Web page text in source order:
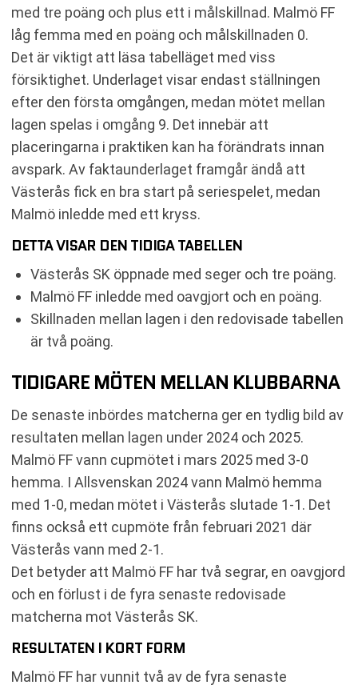
med tre poäng och plus ett i målskillnad. Malmö FF
låg femma med en poäng och målskillnaden 0.
Det är viktigt att läsa tabelläget med viss
försiktighet. Underlaget visar endast ställningen
efter den första omgången, medan mötet mellan
lagen spelas i omgång 9. Det innebär att
placeringarna i praktiken kan ha förändrats innan
avspark. Av faktaunderlaget framgår ändå att
Västerås fick en bra start på seriespelet, medan
Malmö inledde med ett kryss.
DETTA VISAR DEN TIDIGA TABELLEN
Västerås SK öppnade med seger och tre poäng.
Malmö FF inledde med oavgjort och en poäng.
Skillnaden mellan lagen i den redovisade tabellen
är två poäng.
TIDIGARE MÖTEN MELLAN KLUBBARNA
De senaste inbördes matcherna ger en tydlig bild av
resultaten mellan lagen under 2024 och 2025.
Malmö FF vann cupmötet i mars 2025 med 3-0
hemma. I Allsvenskan 2024 vann Malmö hemma
med 1-0, medan mötet i Västerås slutade 1-1. Det
finns också ett cupmöte från februari 2021 där
Västerås vann med 2-1.
Det betyder att Malmö FF har två segrar, en oavgjord
och en förlust i de fyra senaste redovisade
matcherna mot Västerås SK.
RESULTATEN I KORT FORM
Malmö FF har vunnit två av de fyra senaste